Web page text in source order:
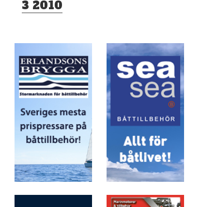
3 2010